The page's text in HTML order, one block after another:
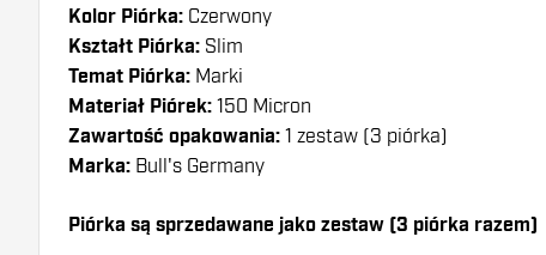
Kolor Piórka: Czerwony
Kształt Piórka: Slim
Temat Piórka: Marki
Materiał Piórek: 150 Micron
Zawartość opakowania: 1 zestaw (3 piórka)
Marka: Bull's Germany
Piórka są sprzedawane jako zestaw (3 piórka razem)